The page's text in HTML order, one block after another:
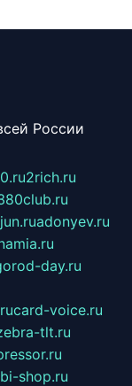
России
2rich.ru
adonyev.ru
day.ru
card-voice.ru
tlt.ru
shop.ru